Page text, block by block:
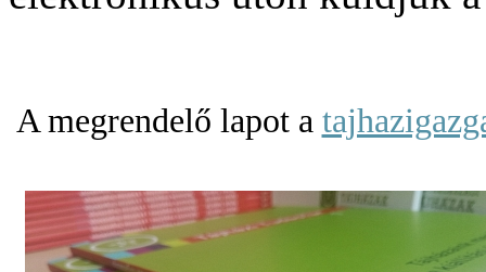
A megrendelő lapot a